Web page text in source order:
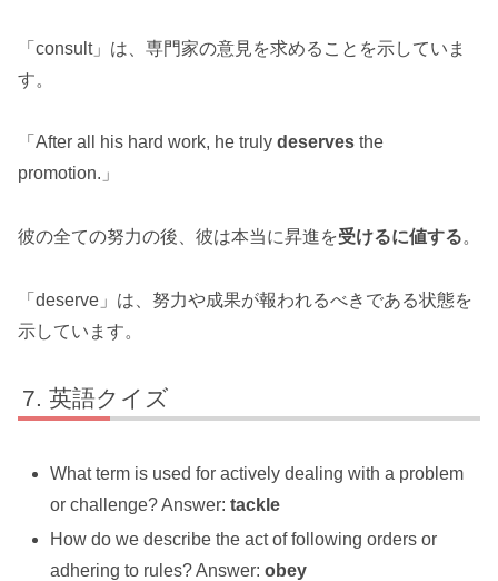
「consult」は、専門家の意見を求めることを示していま
す。
「After all his hard work, he truly deserves the
promotion.」
彼の全ての努力の後、彼は本当に昇進を受けるに値する。
「deserve」は、努力や成果が報われるべきである状態を
示しています。
英語クイズ
What term is used for actively dealing with a problem
or challenge? Answer:tackle
How do we describe the act of following orders or
adhering to rules? Answer:obey